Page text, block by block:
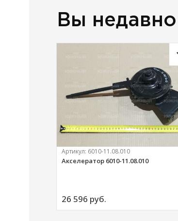
Вы
Артикул: 6010-11.08.010
Акселератор 6010-11.08.010
26 596 руб.